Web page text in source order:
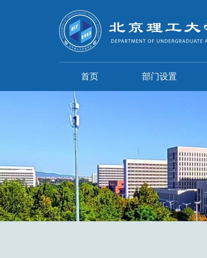
首页 部门设置